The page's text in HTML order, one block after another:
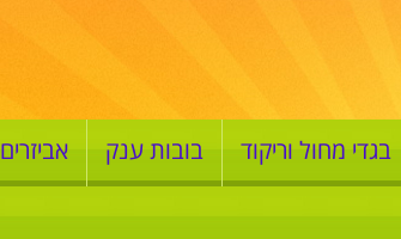
בגדי מחול וריקוד בובות ענק אביזרים